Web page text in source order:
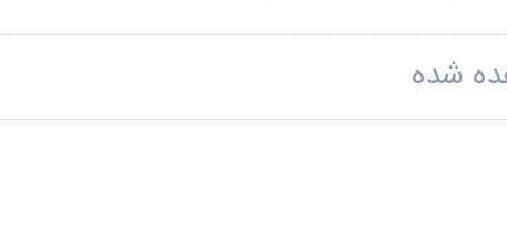
شده